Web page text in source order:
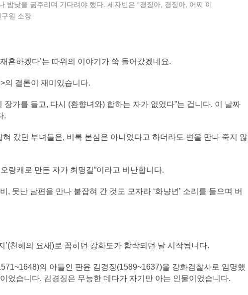
밤낮을 굶주리며 기다려야 했다. 세자빈은 “경징아, 경징아, 어찌 이
구원 소장
혼하겠다’는 따위의 이야기가 쑥 들어갔겠네요.
의 결론이 재미있습니다.
가를 들고, 다시 (환향녀와) 합하는 자가 없었다”는 겁니다. 이 날짜
.
갔던 부녀들은, 비록 본심은 아니었다고 하더라도 변을 만나 죽지 않
랑캐로 만든 자가 최명길”이라고 비난합니다.
, 못난 남편을 만나 붙잡혀 간 것도 모자라 ‘화냥년’ 소리를 들으며 버
’(천혜의 요새)로 꼽히던 강화도가 함락되던 날 시작됩니다.
의 아들인 판윤 김경징(1589~1637)을 강화검찰사로 임명했
었습니다. 김경징은 무능한 데다가 자기만 아는 인물이었습니다.